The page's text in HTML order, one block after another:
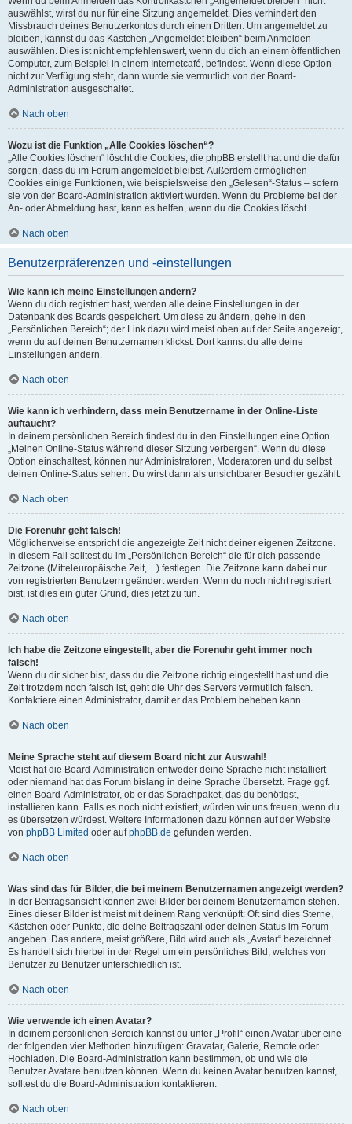
auswählst, wirst du nur für eine Sitzung angemeldet. Dies verhindert den
Missbrauch deines Benutzerkontos durch einen Dritten. Um angemeldet zu
bleiben, kannst du das Kästchen „Angemeldet bleiben“ beim Anmelden
auswählen. Dies ist nicht empfehlenswert, wenn du dich an einem öffentlichen
Computer, zum Beispiel in einem Internetcafé, befindest. Wenn diese Option
nicht zur Verfügung steht, dann wurde sie vermutlich von der Board-
Administration ausgeschaltet.
Nach oben
Wozu ist die Funktion „Alle Cookies löschen“?
„Alle Cookies löschen“ löscht die Cookies, die phpBB erstellt hat und die dafür
sorgen, dass du im Forum angemeldet bleibst. Außerdem ermöglichen
Cookies einige Funktionen, wie beispielsweise den „Gelesen“-Status – sofern
sie von der Board-Administration aktiviert wurden. Wenn du Probleme bei der
An- oder Abmeldung hast, kann es helfen, wenn du die Cookies löscht.
Nach oben
Benutzerpräferenzen und -einstellungen
Wie kann ich meine Einstellungen ändern?
Wenn du dich registriert hast, werden alle deine Einstellungen in der
Datenbank des Boards gespeichert. Um diese zu ändern, gehe in den
„Persönlichen Bereich“; der Link dazu wird meist oben auf der Seite angezeigt,
wenn du auf deinen Benutzernamen klickst. Dort kannst du alle deine
Einstellungen ändern.
Nach oben
Wie kann ich verhindern, dass mein Benutzername in der Online-Liste
auftaucht?
In deinem persönlichen Bereich findest du in den Einstellungen eine Option
„Meinen Online-Status während dieser Sitzung verbergen“. Wenn du diese
Option einschaltest, können nur Administratoren, Moderatoren und du selbst
deinen Online-Status sehen. Du wirst dann als unsichtbarer Besucher gezählt.
Nach oben
Die Forenuhr geht falsch!
Möglicherweise entspricht die angezeigte Zeit nicht deiner eigenen Zeitzone.
In diesem Fall solltest du im „Persönlichen Bereich“ die für dich passende
Zeitzone (Mitteleuropäische Zeit, ...) festlegen. Die Zeitzone kann dabei nur
von registrierten Benutzern geändert werden. Wenn du noch nicht registriert
bist, ist dies ein guter Grund, dies jetzt zu tun.
Nach oben
Ich habe die Zeitzone eingestellt, aber die Forenuhr geht immer noch
falsch!
Wenn du dir sicher bist, dass du die Zeitzone richtig eingestellt hast und die
Zeit trotzdem noch falsch ist, geht die Uhr des Servers vermutlich falsch.
Kontaktiere einen Administrator, damit er das Problem beheben kann.
Nach oben
Meine Sprache steht auf diesem Board nicht zur Auswahl!
Meist hat die Board-Administration entweder deine Sprache nicht installiert
oder niemand hat das Forum bislang in deine Sprache übersetzt. Frage ggf.
einen Board-Administrator, ob er das Sprachpaket, das du benötigst,
installieren kann. Falls es noch nicht existiert, würden wir uns freuen, wenn du
es übersetzen würdest. Weitere Informationen dazu können auf der Website
von phpBB Limited oder aufphpBB.de gefunden werden.
Nach oben
Was sind das für Bilder, die bei meinem Benutzernamen angezeigt werden?
In der Beitragsansicht können zwei Bilder bei deinem Benutzernamen stehen.
Eines dieser Bilder ist meist mit deinem Rang verknüpft: Oft sind dies Sterne,
Kästchen oder Punkte, die deine Beitragszahl oder deinen Status im Forum
angeben. Das andere, meist größere, Bild wird auch als „Avatar“ bezeichnet.
Es handelt sich hierbei in der Regel um ein persönliches Bild, welches von
Benutzer zu Benutzer unterschiedlich ist.
Nach oben
Wie verwende ich einen Avatar?
In deinem persönlichen Bereich kannst du unter „Profil“ einen Avatar über eine
der folgenden vier Methoden hinzufügen: Gravatar, Galerie, Remote oder
Hochladen. Die Board-Administration kann bestimmen, ob und wie die
Benutzer Avatare benutzen können. Wenn du keinen Avatar benutzen kannst,
solltest du die Board-Administration kontaktieren.
Nach oben